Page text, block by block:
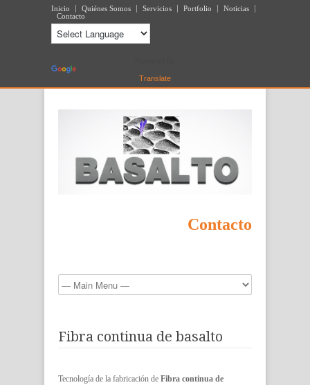
Inicio Quiénes Somos Servicios Portfolio
Noticias
Contacto
Translate
Contacto
Fibra continua de basalto
Tecnología de la fabricación de Fibra continua de